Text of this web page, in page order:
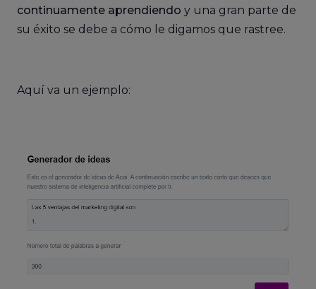
continuamente aprendiendo y una gran parte de
su éxito se debe a cómo le digamos que rastree.
Aquí va un ejemplo: